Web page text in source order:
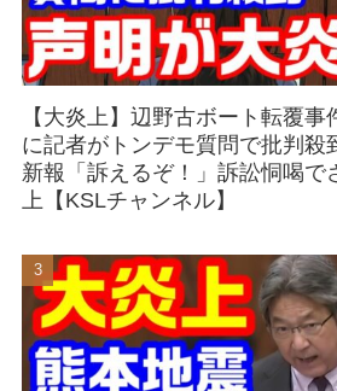
【大炎上】辺野古ボート転覆事
に記者がトンデモ質問で批判
新報「訴えるぞ！」訴訟恫喝で
上【KSLチャンネル】